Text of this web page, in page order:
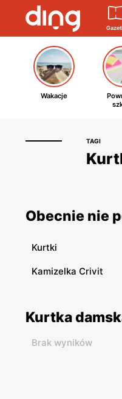
Wakacje
TAGI
Obecnie nie
Kurtki
Kamizelka Crivit
Kurtka
Brak wyników